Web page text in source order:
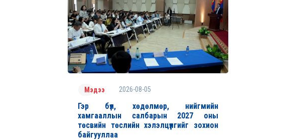
Мэдээ 2026-08-05
Гэр бүл, хөдөлмөр, нийгмийн
хамгааллын салбарын 2027 оны
төсвийн төслийн хэлэлцүүлгийг зохион
байгууллаа